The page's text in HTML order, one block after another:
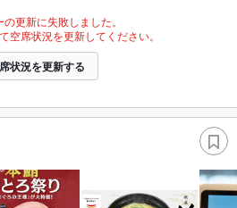
更新に失敗しました。
空席状況を更新してください。
状況を更新する